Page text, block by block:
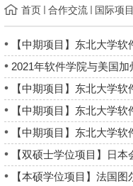
首页 合作交流 国际项目